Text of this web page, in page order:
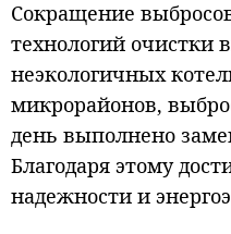
Сокращение
технологий очистки
неэкологичных
микрорайонов,
день выполнено
Благодаря этому
надежности и